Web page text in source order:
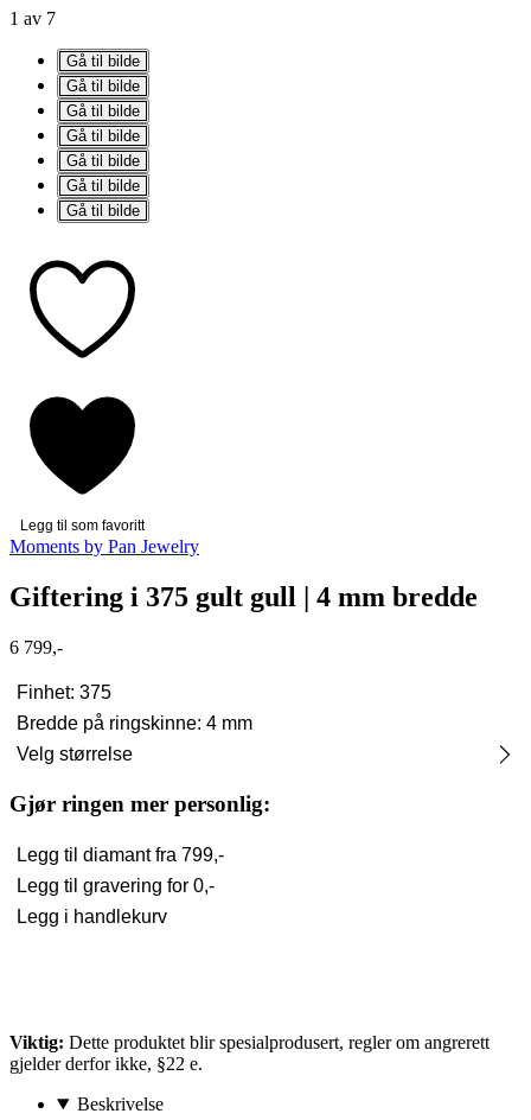
1 av 7
Gå til bilde
Gå til bilde
Gå til bilde
Gå til bilde
Gå til bilde
Gå til bilde
Gå til bilde
Legg til som favoritt
Moments by Pan Jewelry
Giftering i 375 gult gull | 4 mm bredde
6 799,-
Finhet: 375
Bredde på ringskinne: 4 mm
Velg størrelse
Gjør ringen mer personlig:
Legg til diamant fra 799,-
Legg til gravering for 0,-
Legg i handlekurv
Viktig: Dette produktet blir spesialprodusert, regler om angrerett
gjelder derfor ikke, §22 e.
Beskrivelse